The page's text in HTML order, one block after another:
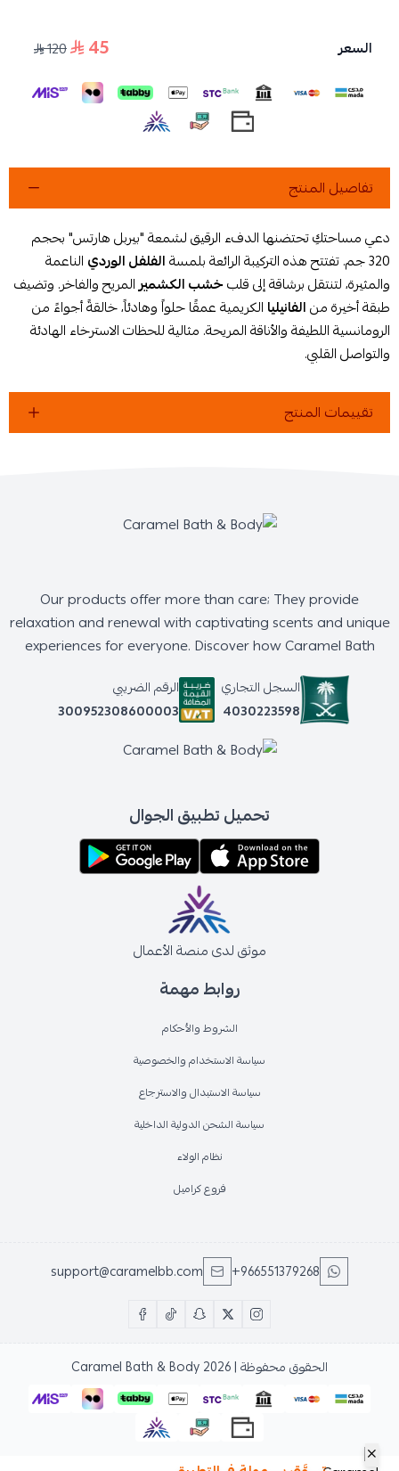
السعر 45
120
تفاصيل المنتج
دعي مساحتكِ تحتضنها الدفء الرقيق لشمعة "بيربل هارتس" بحجم
320 جم. تفتتح هذه التركيبة الرائعة بلمسة
الفلفل الوردي الناعمة
والمثيرة، لتنتقل برشاقة إلى قلبخشب الكشميرالمريح والفاخر. وتضيف
طبقة أخيرة منالفانيليا الكريمية عمقًا حلواً وهادئاً، خالقةً أجواءً من
الرومانسية اللطيفة والأناقة المريحة. مثالية للحظات الاسترخاء الهادئة
والتواصل القلبي.
تقييمات المنتج
روابط مهمة
الشروط والأحكام
سياسة الاستخدام والخصوصية
سياسة الاستبدال والاسترجاع
سياسة الشحن الدولية الداخلية
نظام الولاء
فروع كراميل
Our products offer more than care; They provide
relaxation and renewal with captivating scents and unique
experiences for everyone. Discover how Caramel Bath
السجل التجاري
4030223598
الرقم الضريبي
300952308600003
تحميل تطبيق الجوال
موثق لدى منصة الأعمال
+966551379268
support@caramelbb.com
الحقوق محفوظة | 2026 Caramel Bath & Body